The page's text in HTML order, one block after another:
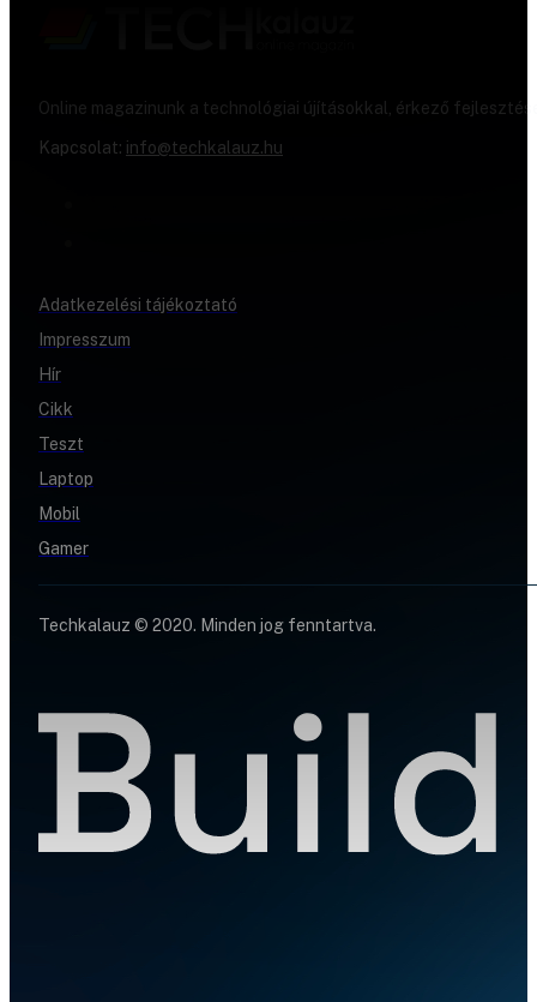
Online magazinunk a technológiai újításokkal, érkező
Kapcsolat: info@techkalauz.hu
Adatkezelési tájékoztató
Impresszum
Hír
Cikk
Teszt
Laptop
Mobil
Gamer
Techkalauz © 2020. Minden jog fenntartva.